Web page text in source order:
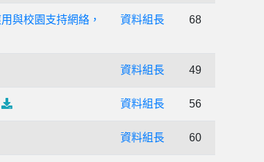
與校園支持網絡，
資料組長 68
資料組長 49
資料組長 56
資料組長 60